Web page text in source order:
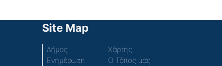
Site Map
Δήμος
Ενημέρωση
Χάρτης
Ο Τόπος μας